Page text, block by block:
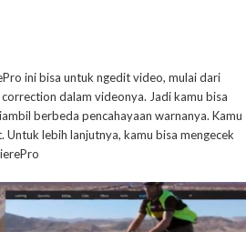
ini bisa untuk ngedit video, mulai dari
dalam videonya. Jadi kamu bisa
berbeda pencahayaan warnanya. Kamu
lebih lanjutnya, kamu bisa mengecek